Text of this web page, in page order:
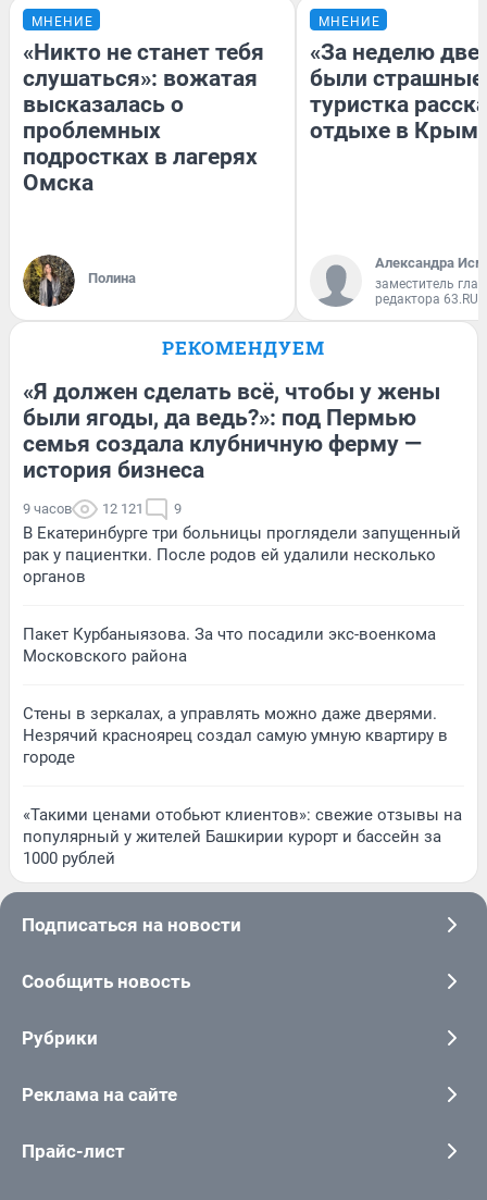
МНЕНИЕ
«Никто не станет тебя
слушаться»: вожатая
высказалась о
проблемных
подростках в лагерях
Омска
Полина
МНЕНИЕ
«За неделю две
были
туристка
отдыхе в
Александра
заместитель
редактора 63.RU
РЕКОМЕНДУЕМ
«Я должен сделать всё, чтобы у жены
были ягоды, да ведь?»: под Пермью
семья создала клубничную ферму —
история бизнеса
9 часов 12 121 9
В Екатеринбурге три больницы проглядели запущенный
рак у пациентки. После родов ей удалили несколько
органов
Пакет Курбаныязова. За что посадили экс-военкома
Московского района
Стены в зеркалах, а управлять можно даже дверями.
Незрячий красноярец создал самую умную квартиру в
городе
«Такими ценами отобьют клиентов»: свежие отзывы на
популярный у жителей Башкирии курорт и бассейн за
1000 рублей
Подписаться на новости
Сообщить новость
Рубрики
Реклама на сайте
Прайс-лист